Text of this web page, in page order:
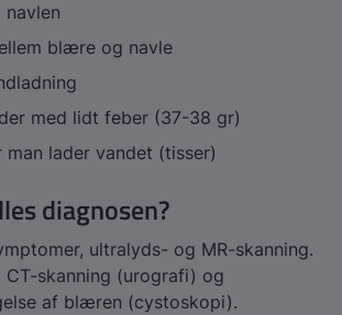
blære og navle
med lidt feber (37-38 gr)
man lader vandet (tisser)
diagnosen?
ultralyds- og MR-skanning.
CT-skanning (urografi) og
af blæren (cystoskopi).